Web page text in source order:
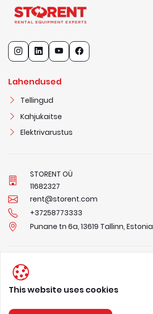
Lahendused
Tellingud
Kahjukaitse
Elektrivarustus
STORENT OÜ
11682327
rent@storent.com
+37258773333
Punane tn 6a, 13619 Tallinn, Estonia
Privaatsuspõhimõtted
Meist
This website uses cookies